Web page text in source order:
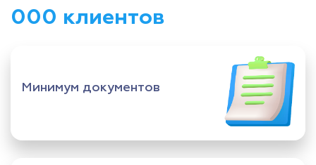
000 клиентов
Минимум документов